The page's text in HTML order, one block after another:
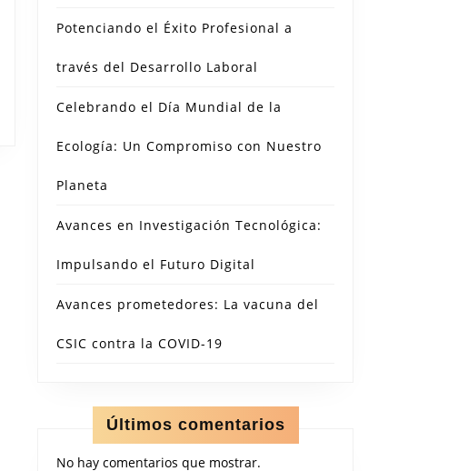
Potenciando el Éxito Profesional a
través del Desarrollo Laboral
Celebrando el Día Mundial de la
Ecología: Un Compromiso con Nuestro
Planeta
Avances en Investigación Tecnológica:
Impulsando el Futuro Digital
Avances prometedores: La vacuna del
CSIC contra la COVID-19
Últimos comentarios
No hay comentarios que mostrar.